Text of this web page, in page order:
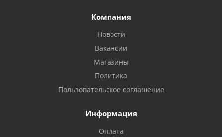
Компания
Новости
Вакансии
Магазины
Политика
Пользовательское соглашение
Информация
Оплата